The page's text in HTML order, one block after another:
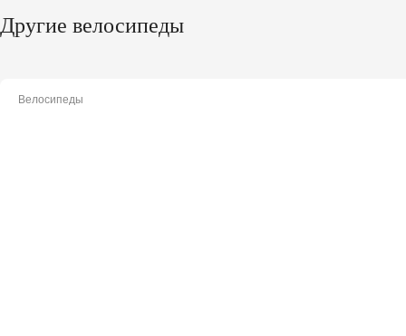
Другие велосипеды
Велосипеды